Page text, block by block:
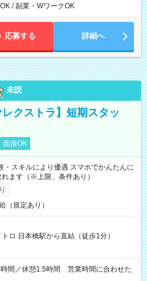
で、お好きな曜日でご勤務いただけま
、自由な働き方が可能なお仕事です！
/ 副業・WワークOK
応募する 詳細へ
未読
クストラ】短期スタッ
面接OK
スキルにより優遇 スマホでかんたんに
ます（※上限、条件あり）
（規定あり）
ロ 日本橋駅から直結（徒歩1分）